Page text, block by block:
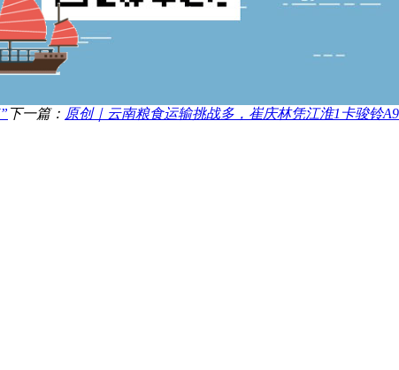
下一篇： 原创｜云南粮食运输挑战多，崔庆林凭江淮1卡骏铃